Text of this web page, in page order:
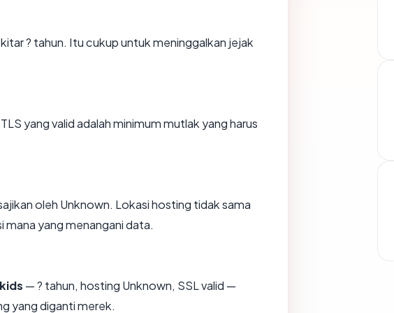
? tahun. Itu cukup untuk meninggalkan jejak
yang valid adalah minimum mutlak yang harus
oleh Unknown. Lokasi hosting tidak sama
yang menangani data.
— ? tahun, hosting Unknown, SSL valid —
yang diganti merek.